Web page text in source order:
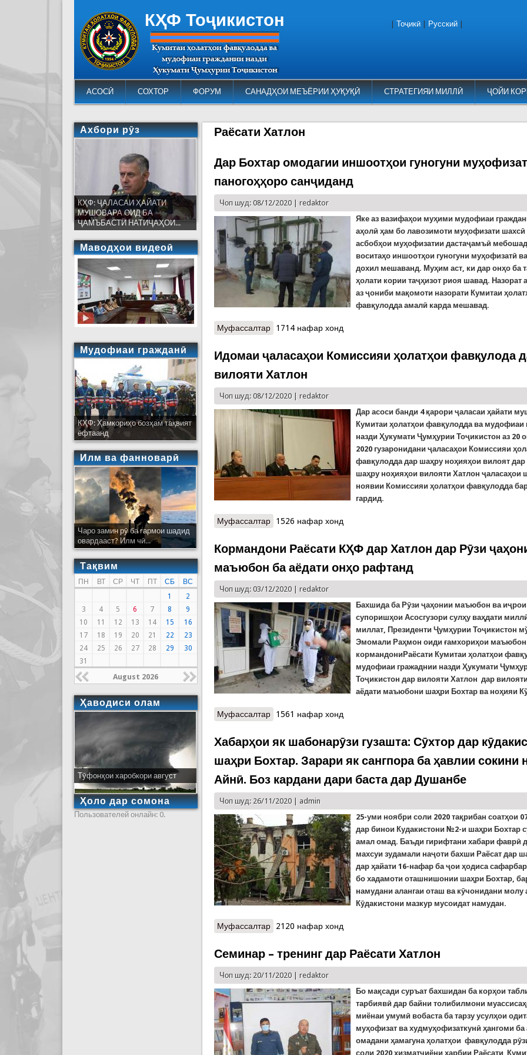
КҲФ Тоҷикистон
АСОСӢ СОХТОР ФОРУМ САНАДҲОИ МЕЪЁРИИ ҲУҚУҚӢ СТРАТЕГИЯИ МИЛЛӢ ҶОЙИ
Тоҷикӣ Русский
Раёсати Хатлон
Дар Бохтар омодагии иншоотҳои гуногуни
паногоҳҳоро санҷиданд
Чоп шуд: 08/12/2020 |redaktor
Яке аз вазифаҳои муҳими мудофиаи
аҳолӣ ҳам бо лавозимоти муҳофизати шахсӣ
асбобҳои муҳофизатии дастаҷамъӣ
воситаҳо иншоотҳои гуногуни муҳофизатӣ
дохил мешаванд. Муҳим аст, кидаронҳо ба
ҳолати кории таҷҳизот риоя шавад. Назорат
аз ҷониби мақомоти назорати Кумитаи
фавқулодда амалӣ карда мешавад.
Муфассалтар о Дар Бохтар омодагии иншоотҳои гуногуни муҳофизатӣ ва
1714 нафар хонд
Идомаи ҷаласаҳои Комиссияи ҳолатҳои фавқулода
вилояти Хатлон
Чоп шуд: 08/12/2020 |redaktor
Дар асоси банди 4 қарори ҷаласаи ҳайати
Кумитаи ҳолатҳои фавқулодда ва мудофиаи
назди Ҳукумати Ҷумҳурии Тоҷикистон аз 20
2020 гузаронидани ҷаласаҳои Комиссияи
фавқулодда дар шаҳру ноҳияҳои вилоят дар
шаҳру ноҳияҳои вилояти Хатлон ҷаласаҳои
ноявии Комиссияи ҳолатҳои фавқулодда
гардид.
Муфассалтар о Идомаи ҷаласаҳои Комиссияи ҳолатҳои фавқулода дар вилояти
1526 нафар хонд
Кормандони Раёсати КҲФ дар Хатлон дар Рӯзи
маъюбон ба аёдати онҳо рафтанд
Чоп шуд: 03/12/2020 |redaktor
Бахшида ба Рӯзи ҷаҳонии маъюбон ва иҷрои
супоришҳои Асосгузори сулҳу ваҳдати
миллат, Президенти Ҷумҳурии Тоҷикистон
Эмомали Раҳмон оиди ғамхориҳои маъюбон
кормандониРаёсати Кумитаи ҳолатҳои
мудофиаи гражаднии назди Ҳукумати
Тоҷикистон дар вилояти Хатлон дар
аёдати маъюбони шаҳри Бохтар ва ноҳияи
Муфассалтар о Кормандони Раёсати КҲФ дар Хатлон дар Рӯзи ҷаҳонии
1561 нафар хонд
Хабарҳои як шабонарӯзи гузашта: Сӯхтор дар
шаҳри Бохтар. Зарари як сангпора ба ҳавлии сокини
Айнӣ. Боз кардани дари баста дар Душанбе
Чоп шуд: 26/11/2020 | admin
25-уми ноябри соли 2020 тақрибан соатҳои
дар бинои Кудакистони №2-и шаҳри Бохтар
амал омад. Баъди гирифтани хабари фаврӣ
махсуи зудамали наҷоти бахши Раёсат дар
дар ҳайати 16-нафар ба ҷои ҳодиса
бо хадамоти оташнишонии шаҳри Бохтар,
намудани алангаи оташ ва кӯчонидани молу
Кӯдакистони мазкур мусоидат намудан.
Муфассалтар о Хабарҳои як шабонарӯзи гузашта: Сӯхтор дар кӯдакистони
2120 нафар хонд
Семинар – тренинг дар Раёсати Хатлон
Чоп шуд: 20/11/2020 |redaktor
Бо мақсади суръат бахшидан ба корҳои
тарбиявӣ дар байни толибилмони
миёнаи умумӣ вобаста ба тарзу усулҳои
муҳофизат ва худмуҳофизаткунӣ ҳангоми ба
омадани ҳамагуна ҳолатҳои фавқулодда
соли 2020 хизматчиёни ҳарбии Раёсати
Ахбори рӯз
КҲФ: ҶАЛАСАИ ҲАЙАТИ
МУШОВАРА ОИД БА
ҶАМЪБАСТИ НАТИҶАҲОИ...
Маводҳои видеоӣ
Мудофиаи гражданӣ
КҲФ: Ҳамкориҳо бозҳам тақвият
ёфтаанд
Илм ва фанноварӣ
Чаро замин рӯ ба гармои шадид
овардааст? Илм чӣ...
Тақвим
ПН ВТ СР ЧТ ПТ СБ
ВС
1
2
3
4 5 6 7 8
9
10
11 12 13 14 15
16
17
18 19 20 21 22
23
24
25 26 27 28 29
30
31
August 2026
Ҳаводиси олам
Тӯфонҳои харобкори август
Ҳоло дар сомона
Пользователей онлайн: 0.